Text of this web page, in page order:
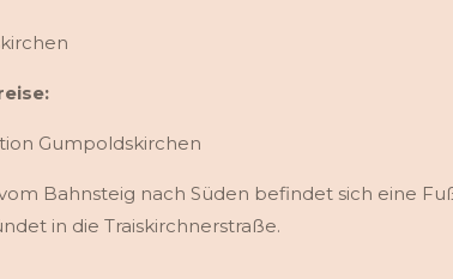
Gumpoldskirchen
Bahnsteig nach Süden befindet sich eine
in die Traiskirchnerstraße.